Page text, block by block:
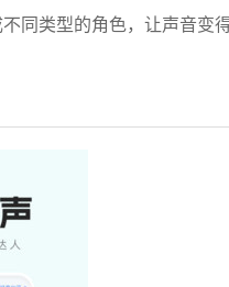
同类型的角色，让声音变